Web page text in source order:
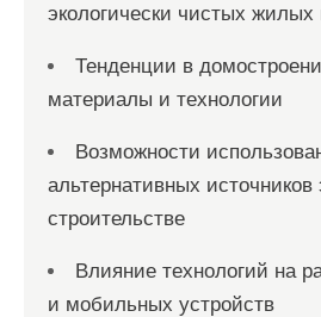
экологически чистых жилых
Тенденции в
материалы и технологии
Возможности
альтернативных источников
строительстве
Влияние технологий на
и мобильных устройств